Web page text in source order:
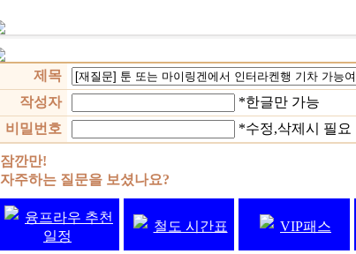
제목
작성자
*한글만 가능
비밀번호
*수정,삭제시 필요
잠깐만!
자주하는 질문을 보셨나요?
융프라우 추천
일정
철도 시간표 VIP패스